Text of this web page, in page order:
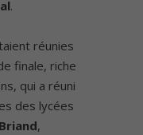
.
réunies
finale, riche
qui a réuni
des lycées
,